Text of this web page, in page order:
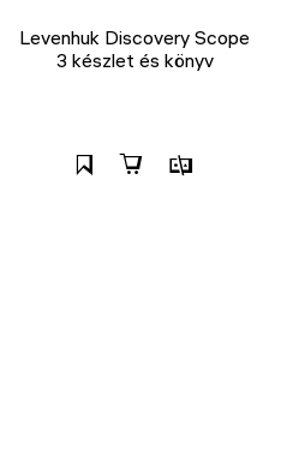
Levenhuk Discovery Scope
3 készlet és könyv